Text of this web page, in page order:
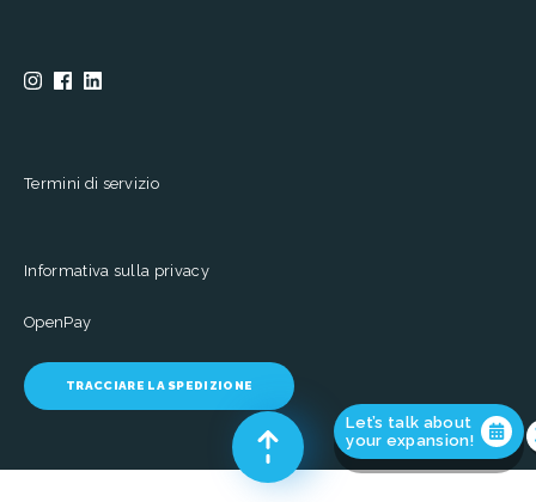
Termini di servizio
Informativa sulla privacy
OpenPay
TRACCIARE LA SPEDIZIONE
Let’s talk about
your expansion!